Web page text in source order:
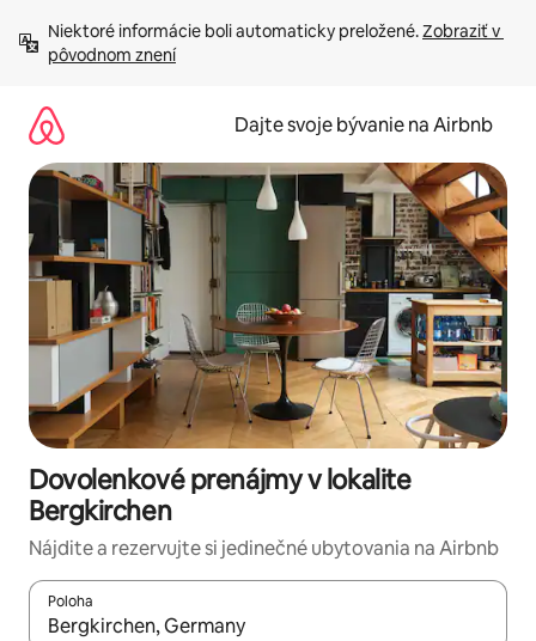
obsah.
Niektoré informácie boli automaticky preložené. Zobraziť v
pôvodnom znení
Dajte svoje bývanie na Airbnb
Dovolenkové prenájmy v lokalite
Bergkirchen
Nájdite a rezervujte si jedinečné ubytovania na Airbnb
Poloha
Keď budú výsledky k dispozícii, môžete si ich prechádzať